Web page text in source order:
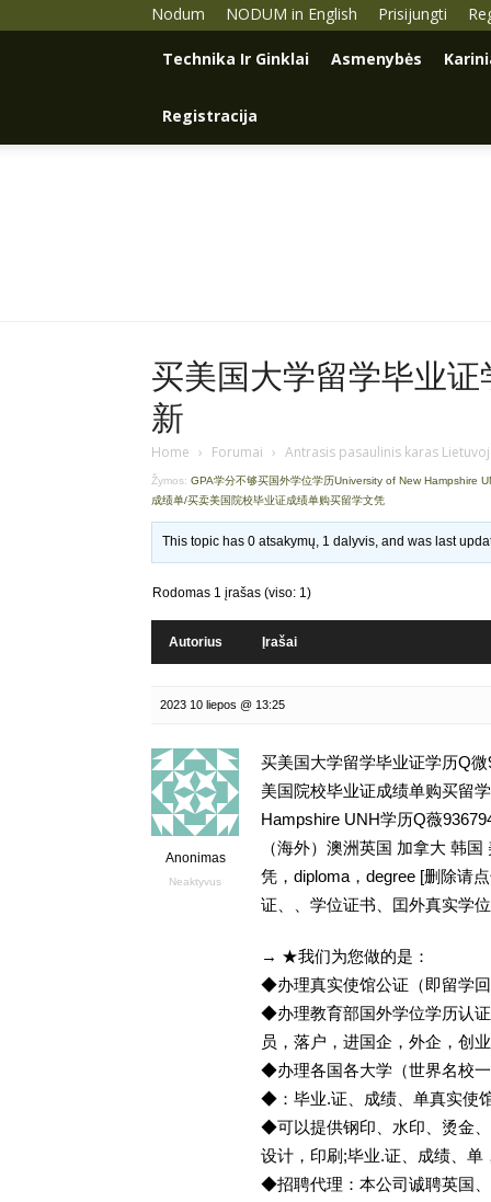
Nodum NODUM in English Prisijungti
Technika Ir Ginklai Asmenybės
Registracija
买美国大学留学毕业
新
Home › Forumai › Antrasis pasaulinis karas
Žymos: GPA学分不够买国外学位学历University of New Hampshire
成绩单/买卖美国院校毕业证成绩单购买留学文凭
This topic has 0 atsakymų, 1 dalyvis, and was last
Rodomas 1 įrašas (viso: 1)
Autorius Įrašai
2023 10 liepos @ 13:25
Anonimas
Neaktyvus
买美国大学留学毕业证学历Q
美国院校毕业证成绩单购买留
Hampshire UNH学历Q薇
（海外）澳洲英国 加拿大 韩
凭，diploma，degree [删除请
证、、学位证书、囯外真实学
→ ★我们为您做的是：
◆办理真实使馆公证（即留学
◆办理教育部国外学位学历认
员，落户，进国企，外企，创
◆办理各国各大学（世界名校
◆：毕业.证、成绩、单真实使
◆可以提供钢印、水印、烫金
设计，印刷;毕业.证、成绩、单
◆招聘代理：本公司诚聘英国